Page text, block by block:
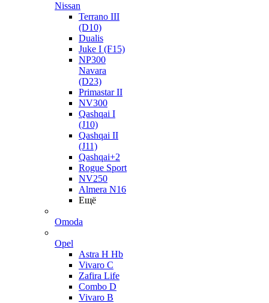
Nissan
Terrano III
(D10)
Dualis
Juke I (F15)
NP300
Navara
(D23)
Primastar II
NV300
Qashqai I
(J10)
Qashqai II
(J11)
Qashqai+2
Rogue Sport
NV250
Almera N16
Ещё
Omoda
Opel
Astra H Hb
Vivaro C
Zafira Life
Combo D
Vivaro B